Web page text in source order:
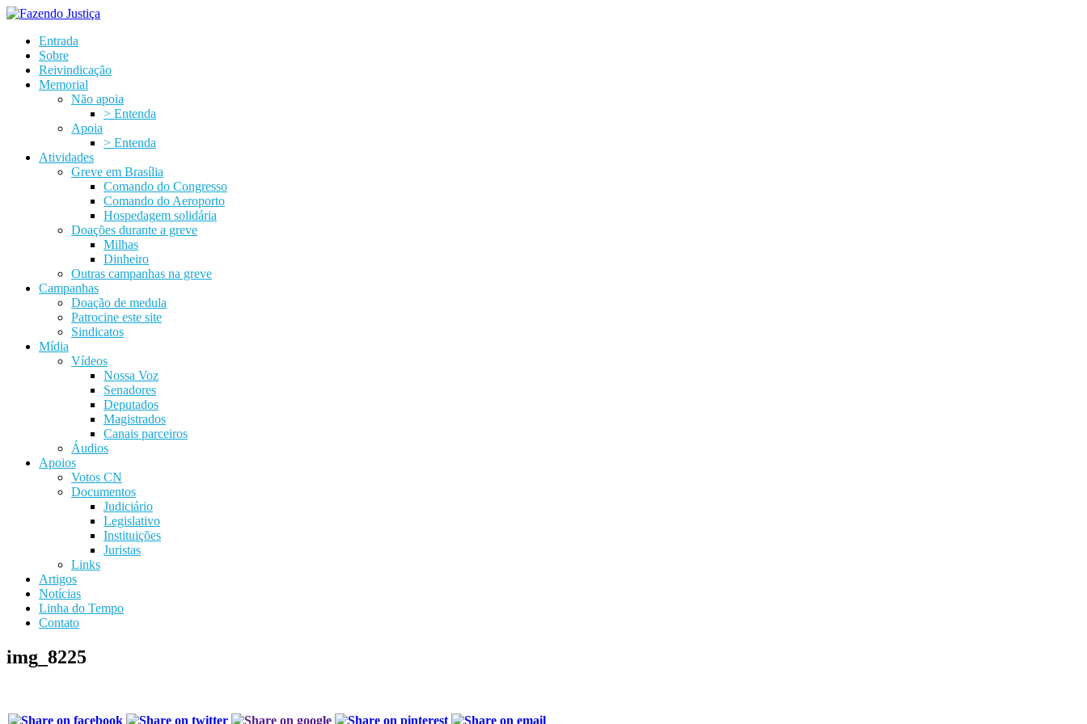
Entrada
Sobre
Reivindicação
Memorial
Não apoia
> Entenda
Apoia
> Entenda
Atividades
Greve em Brasília
Comando do Congresso
Comando do Aeroporto
Hospedagem solidária
Doações durante a greve
Milhas
Dinheiro
Outras campanhas na greve
Campanhas
Doação de medula
Patrocine este site
Sindicatos
Mídia
Vídeos
Nossa Voz
Senadores
Deputados
Magistrados
Canais parceiros
Áudios
Apoios
Votos CN
Documentos
Judiciário
Legislativo
Instituições
Juristas
Links
Artigos
Notícias
Linha do Tempo
Contato
img_8225